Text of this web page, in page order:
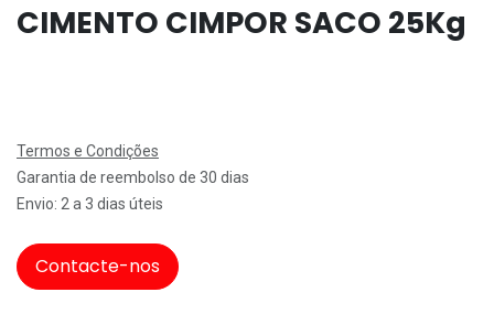
CIMENTO CIMPOR SACO 25Kg
Termos e Condições
Garantia de reembolso de 30 dias
Envio: 2 a 3 dias úteis
Contacte-nos